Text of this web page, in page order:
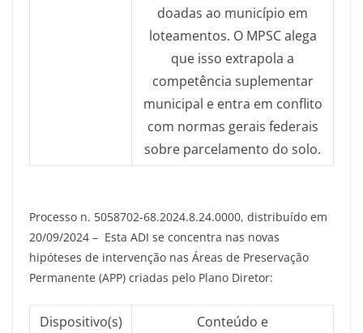
doadas ao município em
loteamentos. O MPSC alega
que isso extrapola a
competência suplementar
municipal e entra em conflito
com normas gerais federais
sobre parcelamento do solo.
Processo n. 5058702-68.2024.8.24.0000, distribuído em
20/09/2024 – Esta ADI se concentra nas novas
hipóteses de intervenção nas Áreas de Preservação
Permanente (APP) criadas pelo Plano Diretor:
Dispositivo(s)
Conteúdo e